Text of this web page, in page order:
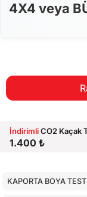
4X4 veya
İndirimliCO2 Kaçak
1.400 ₺
KAPORTA BOYA